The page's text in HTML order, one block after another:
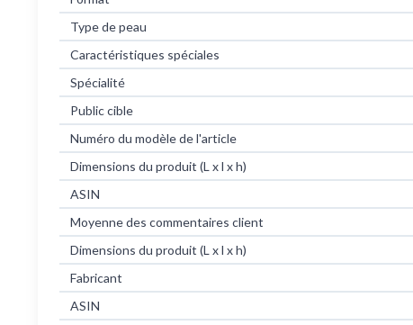
Type de peau
Caractéristiques spéciales
Spécialité
Public cible
Numéro du modèle de l'article
Dimensions du produit (L x l x h)
ASIN
Moyenne des commentaires client
Dimensions du produit (L x l x h)
Fabricant
ASIN